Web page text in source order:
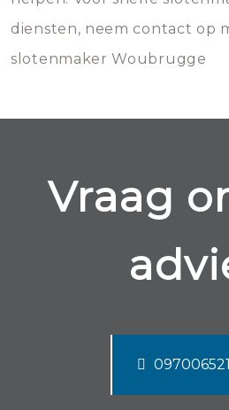
diensten, neem contact op
slotenmaker Woubrugge
Vraag